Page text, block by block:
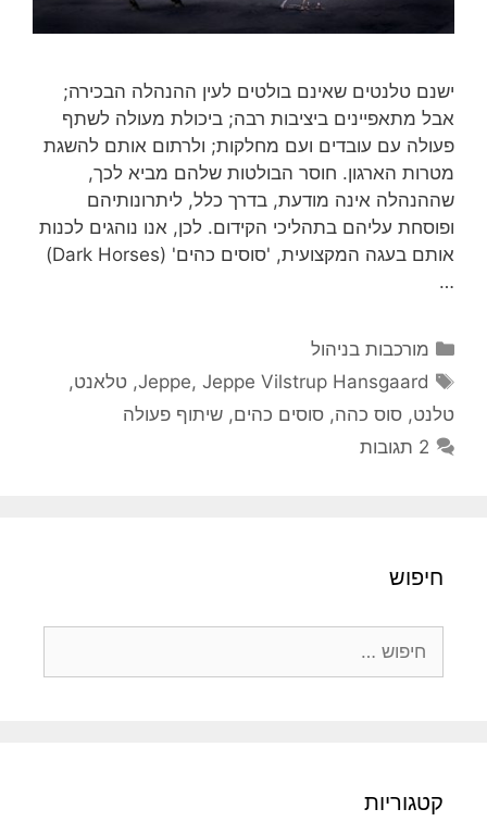
ישנם טלנטים שאינם בולטים לעין ההנהלה הבכירה;
אבל מתאפיינים ביציבות רבה; ביכולת מעולה לשתף
פעולה עם עובדים ועם מחלקות; ולרתום אותם להשגת
מטרות הארגון. חוסר הבולטות שלהם מביא לכך,
שההנהלה אינה מודעת, בדרך כלל, ליתרונותיהם
ופוסחת עליהם בתהליכי הקידום. לכן, אנו נוהגים לכנות
אותם בעגה המקצועית, 'סוסים כהים' (Dark Horses)
…
קטגוריות
מורכבות בניהול
תגיות
Jeppe, Jeppe Vilstrup Hansgaard
,טלאנט,
טלנט, סוס כהה, סוסים כהים, שיתוף פעולה
2 תגובות
חיפוש
קטגוריות